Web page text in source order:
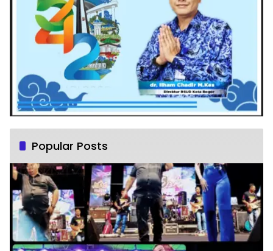
Popular Posts